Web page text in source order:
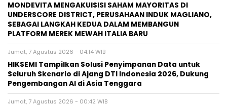
MONDEVITA MENGAKUISISI SAHAM MAYORITAS DI
UNDERSCORE DISTRICT, PERUSAHAAN INDUK MAGLIANO,
SEBAGAI LANGKAH KEDUA DALAM MEMBANGUN
PLATFORM MEREK MEWAH ITALIA BARU
Jumat, 7 Agustus 2026 - 04:14 WIB
HIKSEMI Tampilkan Solusi Penyimpanan Data untuk
Seluruh Skenario di Ajang DTI Indonesia 2026, Dukung
Pengembangan AI di Asia Tenggara
Jumat, 7 Agustus 2026 - 00:42 WIB